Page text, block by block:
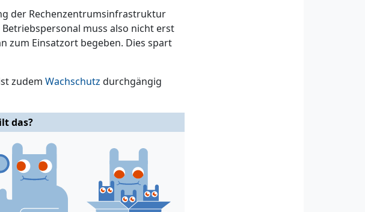
der Rechenzentrumsinfrastruktur
muss also nicht erst
zum Einsatzort begeben. Dies spart
zudem Wachschutz durchgängig
das?